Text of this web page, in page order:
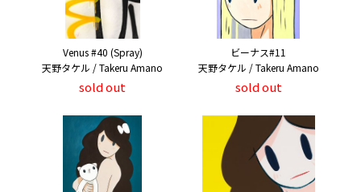
Venus #40 (Spray)
天野タケル / Takeru Amano
sold out
ビーナス#11
天野タケル / Takeru Amano
sold out